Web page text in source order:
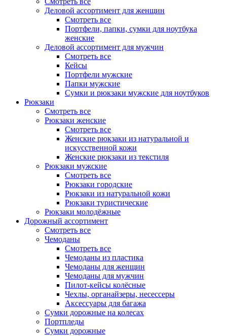
Деловой ассортимент для женщин
Смотреть все
Портфели, папки, сумки для ноутбука
женские
Деловой ассортимент для мужчин
Смотреть все
Кейсы
Портфели мужские
Папки мужские
Сумки и рюкзаки мужские для ноутбуков
Рюкзаки
Смотреть все
Рюкзаки женские
Смотреть все
Женские рюкзаки из натуральной и
искусственной кожи
Женские рюкзаки из текстиля
Рюкзаки мужские
Смотреть все
Рюкзаки городские
Рюкзаки из натуральной кожи
Рюкзаки туристические
Рюкзаки молодёжные
Дорожный ассортимент
Смотреть все
Чемоданы
Смотреть все
Чемоданы из пластика
Чемоданы для женщин
Чемоданы для мужчин
Пилот-кейсы колёсные
Чехлы, органайзеры, несессеры
Аксессуары для багажа
Сумки дорожные на колесах
Портпледы
Сумки дорожные